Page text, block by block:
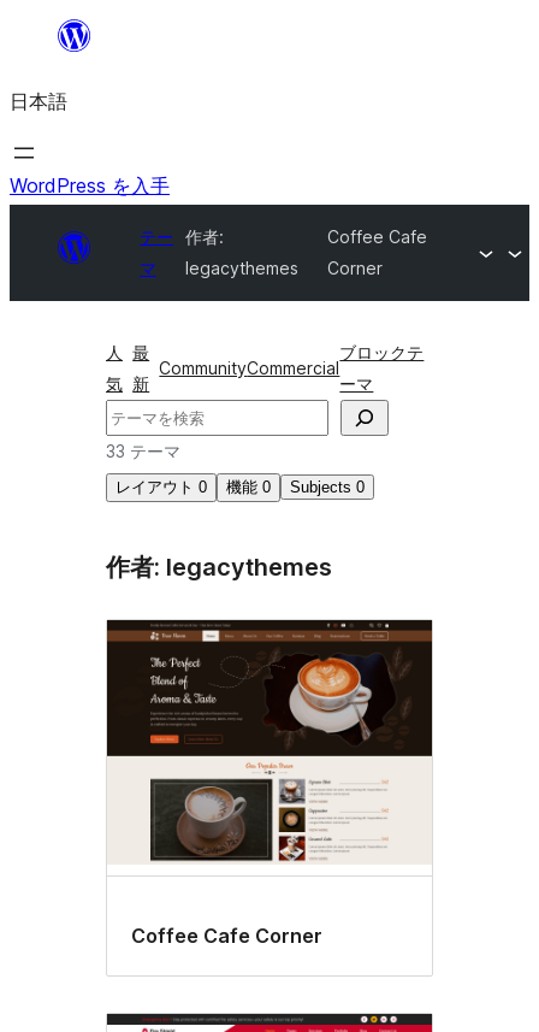
を
ス
キ
日本語
WordPress を入手
テー
マ
作者:
legacythemes
Coffee Cafe
Corner
人
気
最
新
CommunityCommercial
ブロックテ
ーマ
検
索
33 テーマ
レイアウト 0 機能 0 Subjects 0
作者: legacythemes
Coffee Cafe Corner